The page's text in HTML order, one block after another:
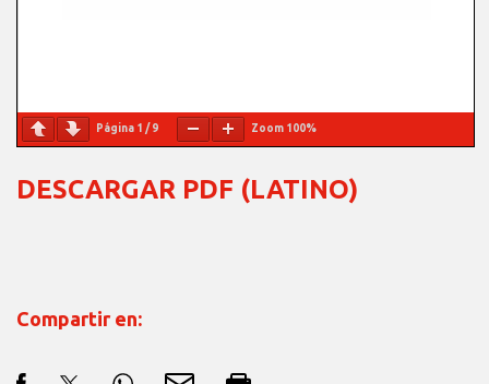
Página 1 /9 Zoom 100%
DESCARGAR PDF (LATINO)
Compartir en: